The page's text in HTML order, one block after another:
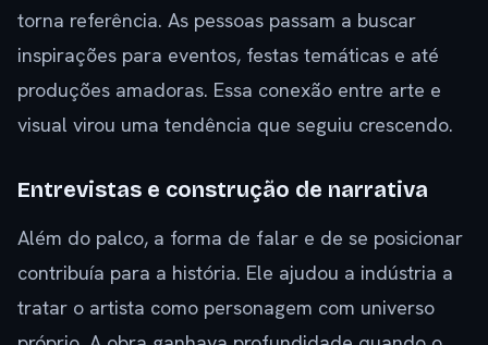
torna referência. As pessoas passam a buscar
inspirações para eventos, festas temáticas e até
produções amadoras. Essa conexão entre arte e
visual virou uma tendência que seguiu crescendo.
Entrevistas e construção de narrativa
Além do palco, a forma de falar e de se posicionar
contribuía para a história. Ele ajudou a indústria a
tratar o artista como personagem com universo